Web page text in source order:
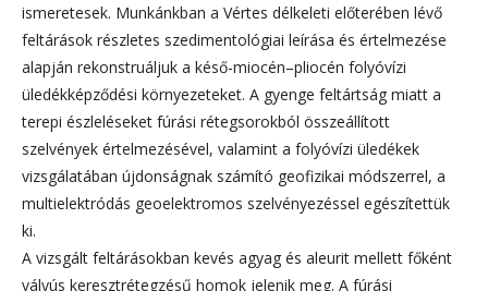
ismeretesek. Munkánkban a Vértes délkeleti előterében lévő
feltárások részletes szedimentológiai leírása és értelmezése
alapján rekonstruáljuk a késő-miocén–pliocén folyóvízi
üledékképződési környezeteket. A gyenge feltártság miatt a
terepi észleléseket fúrási rétegsorokból összeállított
szelvények értelmezésével, valamint a folyóvízi üledékek
vizsgálatában újdonságnak számító geofizikai módszerrel, a
multielektródás geoelektromos szelvényezéssel egészítettük
ki.
A vizsgált feltárásokban kevés agyag és aleurit mellett főként
vályús keresztrétegzésű homok jelenik meg. A fúrási